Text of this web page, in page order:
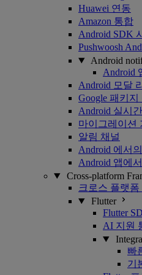
Huawei 연동
Amazon 통합
Android SDK
Pushwoosh
Android
Android
Android 모달
Google 패키
Android 실시
마이그레이션
알림 채널
Android 에서
Android 앱에
Cross-platform
크로스 플랫
Flutter
Flutter
AI 지원
빠
기